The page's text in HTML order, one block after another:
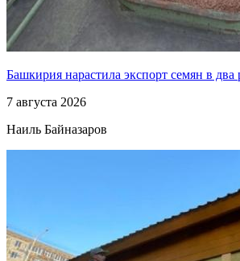
Башкирия нарастила экспорт семян в два
7 августа 2026
Наиль Байназаров